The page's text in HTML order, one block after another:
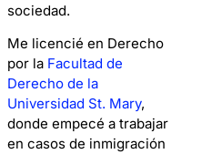
sociedad.
Me licencié en Derecho
por la Facultad de
Derecho de la
Universidad St. Mary,
donde empecé a trabajar
en casos de inmigración